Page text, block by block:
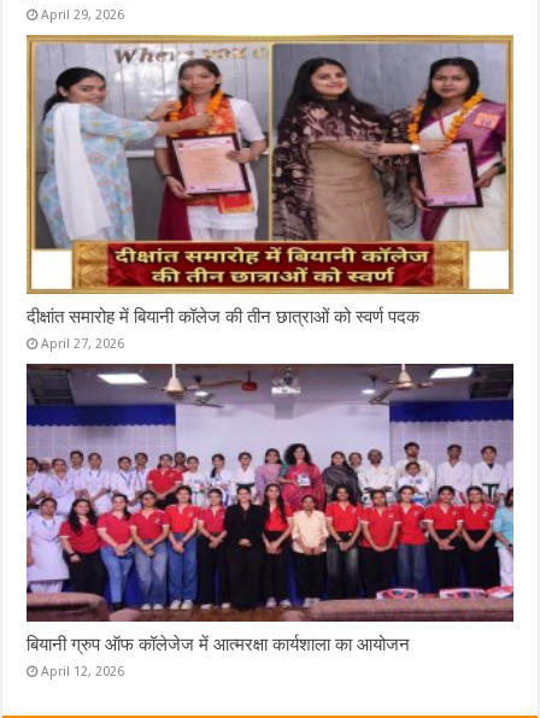
April 29, 2026
दीक्षांत समारोह में बियानी कॉलेज की तीन छात्राओं को स्वर्ण पदक
April 27, 2026
बियानी ग्रुप ऑफ कॉलेजेज में आत्मरक्षा कार्यशाला का आयोजन
April 12, 2026